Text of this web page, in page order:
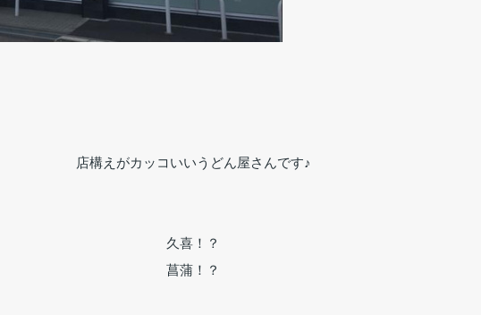
店構えがカッコいいうどん屋さんです♪
久喜！？
菖蒲！？